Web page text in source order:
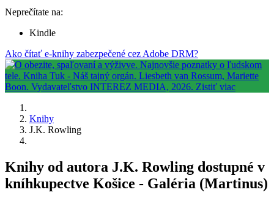
Neprečítate na:
Kindle
Ako čítať e-knihy zabezpečené cez Adobe DRM?
Knihy
J.K. Rowling
Knihy od autora J.K. Rowling dostupné v
kníhkupectve Košice - Galéria (Martinus)